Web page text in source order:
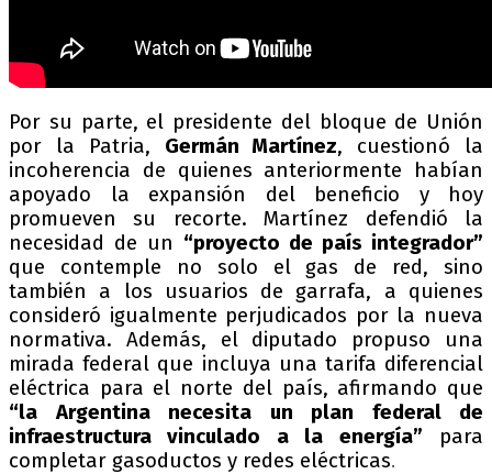
Por su parte, el presidente del bloque de Unión
por la Patria, Germán Martínez, cuestionó la
incoherencia de quienes anteriormente habían
apoyado la expansión del beneficio y hoy
promueven su recorte. Martínez defendió la
necesidad de un “proyecto de país integrador”
que contemple no solo el gas de red, sino
también a los usuarios de garrafa, a quienes
consideró igualmente perjudicados por la nueva
normativa. Además, el diputado propuso una
mirada federal que incluya una tarifa diferencial
eléctrica para el norte del país, afirmando que
“la Argentina necesita un plan federal de
infraestructura vinculado a la energía” para
completar gasoductos y redes eléctricas.